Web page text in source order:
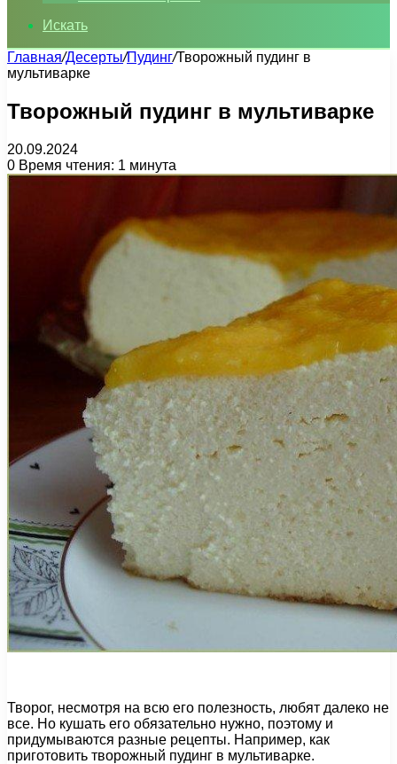
Искать
Главная/Десерты/Пудинг/Творожный пудинг в
мультиварке
Творожный пудинг в мультиварке
20.09.2024
0 Время чтения: 1 минута
Творог, несмотря на всю его полезность, любят далеко не
все. Но кушать его обязательно нужно, поэтому и
придумываются разные рецепты. Например, как
приготовить творожный пудинг в мультиварке.